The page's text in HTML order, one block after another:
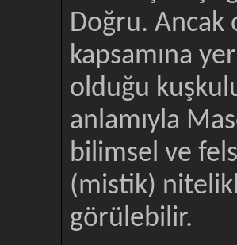
Doğru.
kapsamına
olduğu
anlamıyla
bilimsel ve
(mistik)
görülebilir.